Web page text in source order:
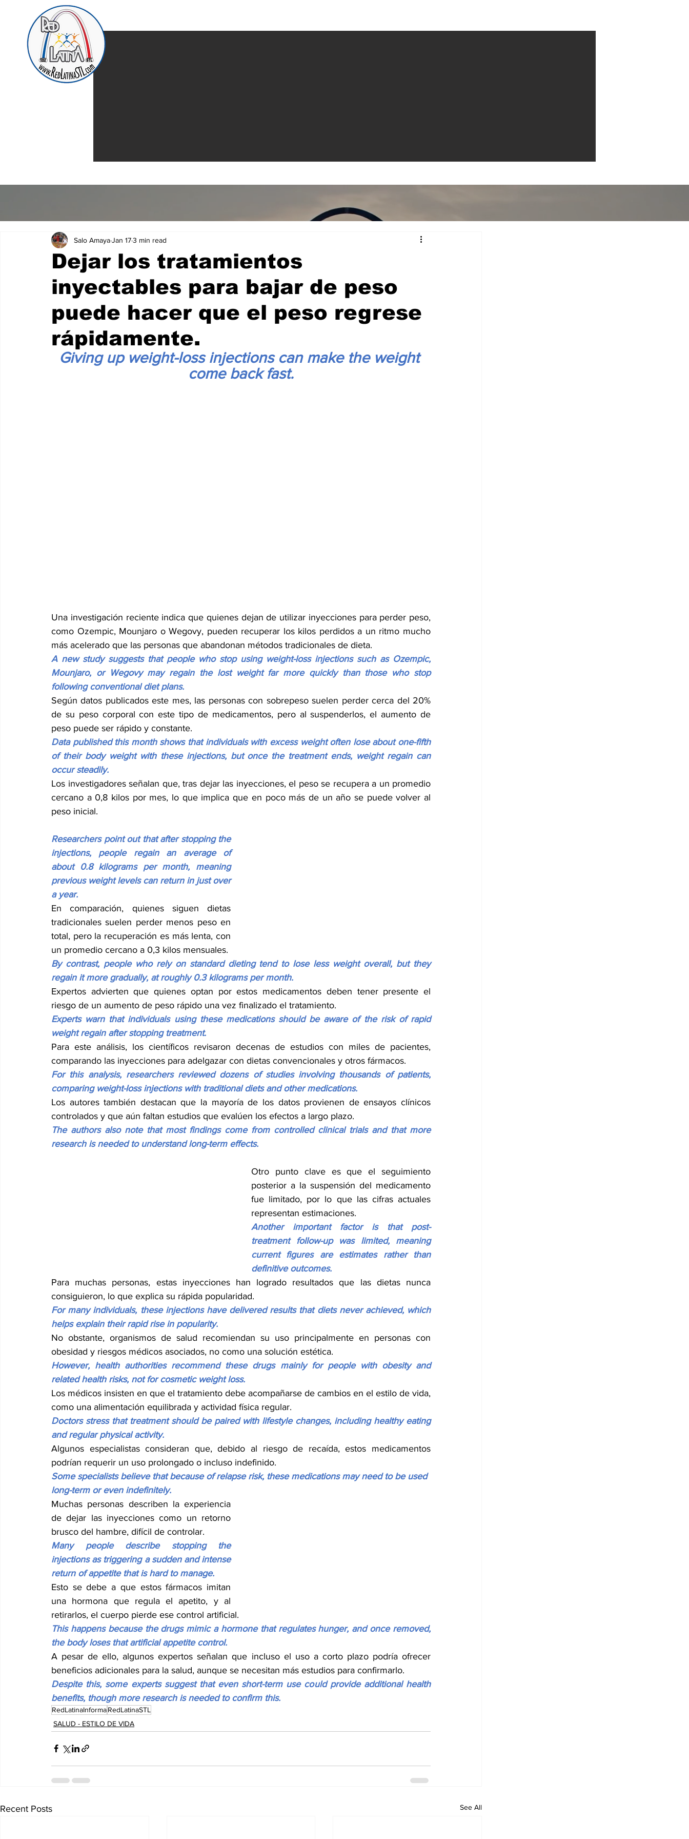
Dejar los tratamientos
inyectables para bajar de peso
puede hacer que el peso regrese
rápidamente.
Salo AmayaJan 173 min read
Giving up weight-loss injections can make the weight
come back fast.
Una investigación reciente indica que quienes dejan de utilizar inyecciones para perder peso,
como Ozempic, Mounjaro o Wegovy, pueden recuperar los kilos perdidos a un ritmo mucho
más acelerado que las personas que abandonan métodos tradicionales de dieta.
A new study suggests that people who stop using weight-loss injections such as Ozempic,
Mounjaro, or Wegovy may regain the lost weight far more quickly than those who stop
following conventional diet plans.
Según datos publicados este mes, las personas con sobrepeso suelen perder cerca del 20%
de su peso corporal con este tipo de medicamentos, pero al suspenderlos, el aumento de
peso puede ser rápido y constante.
Data published this month shows that individuals with excess weight often lose about one-fifth
of their body weight with these injections, but once the treatment ends, weight regain can
occur steadily.
Los investigadores señalan que, tras dejar las inyecciones, el peso se recupera a un promedio
cercano a 0,8 kilos por mes, lo que implica que en poco más de un año se puede volver al
peso inicial.
Researchers point out that after stopping the
injections, people regain an average of
about 0.8 kilograms per month, meaning
previous weight levels can return in just over
a year.
En comparación, quienes siguen dietas
tradicionales suelen perder menos peso en
total, pero la recuperación es más lenta, con
un promedio cercano a 0,3 kilos mensuales.
By contrast, people who rely on standard dieting tend to lose less weight overall, but they
regain it more gradually, at roughly 0.3 kilograms per month.
Expertos advierten que quienes optan por estos medicamentos deben tener presente el
riesgo de un aumento de peso rápido una vez finalizado el tratamiento.
Experts warn that individuals using these medications should be aware of the risk of rapid
weight regain after stopping treatment.
Para este análisis, los científicos revisaron decenas de estudios con miles de pacientes,
comparando las inyecciones para adelgazar con dietas convencionales y otros fármacos.
For this analysis, researchers reviewed dozens of studies involving thousands of patients,
comparing weight-loss injections with traditional diets and other medications.
Los autores también destacan que la mayoría de los datos provienen de ensayos clínicos
controlados y que aún faltan estudios que evalúen los efectos a largo plazo.
The authors also note that most findings come from controlled clinical trials and that more
research is needed to understand long-term effects.
Otro punto clave es que el seguimiento
posterior a la suspensión del medicamento
fue limitado, por lo que las cifras actuales
representan estimaciones.
Another important factor is that post-
treatment follow-up was limited, meaning
current figures are estimates rather than
definitive outcomes.
Para muchas personas, estas inyecciones han logrado resultados que las dietas nunca
consiguieron, lo que explica su rápida popularidad.
For many individuals, these injections have delivered results that diets never achieved, which
helps explain their rapid rise in popularity.
No obstante, organismos de salud recomiendan su uso principalmente en personas con
obesidad y riesgos médicos asociados, no como una solución estética.
However, health authorities recommend these drugs mainly for people with obesity and
related health risks, not for cosmetic weight loss.
Los médicos insisten en que el tratamiento debe acompañarse de cambios en el estilo de vida,
como una alimentación equilibrada y actividad física regular.
Doctors stress that treatment should be paired with lifestyle changes, including healthy eating
and regular physical activity.
Algunos especialistas consideran que, debido al riesgo de recaída, estos medicamentos
podrían requerir un uso prolongado o incluso indefinido.
Some specialists believe that because of relapse risk, these medications may need to be used
long-term or even indefinitely.
Muchas personas describen la experiencia
de dejar las inyecciones como un retorno
brusco del hambre, difícil de controlar.
Many people describe stopping the
injections as triggering a sudden and intense
return of appetite that is hard to manage.
Esto se debe a que estos fármacos imitan
una hormona que regula el apetito, y al
retirarlos, el cuerpo pierde ese control artificial.
This happens because the drugs mimic a hormone that regulates hunger, and once removed,
the body loses that artificial appetite control.
A pesar de ello, algunos expertos señalan que incluso el uso a corto plazo podría ofrecer
beneficios adicionales para la salud, aunque se necesitan más estudios para confirmarlo.
Despite this, some experts suggest that even short-term use could provide additional health
benefits, though more research is needed to confirm this.
RedLatinaInformaRedLatinaSTL
SALUD - ESTILO DE VIDA
Recent Posts See All